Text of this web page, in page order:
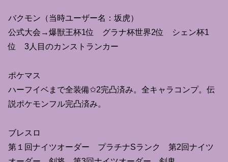
バクモン（当時ユーザー名：坂虎）
公式大会→爆獣王杯1位 グラナ杯世界2位 シェン杯1
位 3人目のカンストランカー
ポケマス
ハーフイベまで全装備✩2完凸済み。全キャラコンプ。伝
説ポケモンフル完凸済み。
ブレスロ
第１回ナイツオーダー プラチナSランク 第2回ナイツ